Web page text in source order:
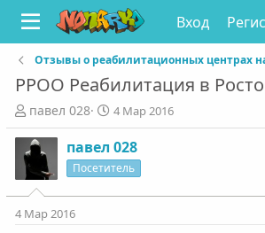
Вход
Отзывы о реабилитационных центрах
РРОО Реабилитация в
А
в
т
о
р
т
е
павел 028
Д
а
т
а
н
а
4 Мар 2016
павел 028
Посетитель
4 Мар 2016